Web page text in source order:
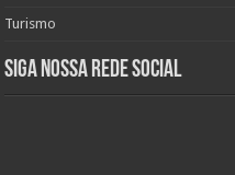
Turismo
Siga nossa rede social